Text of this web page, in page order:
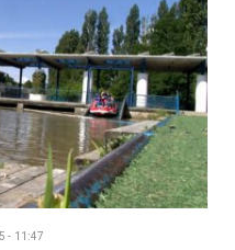
- 11:47